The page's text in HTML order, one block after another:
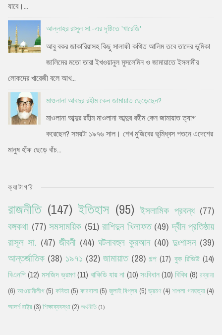
যাবে।...
আল্লাহর রাসূল সা.-এর দৃষ্টিতে 'খারেজি'
আবু বকর জাকারিয়াসহ কিছু সালাফী কথিত আলিম তবে তাদের ভূমিকা
জালিমের মতো তারা ইখওয়ানুল মুসলেমিন ও জামায়াতে ইসলামীর
লোকদের খারেজী বলে আখ...
মাওলানা আবদুর রহীম কেন জামায়াত ছেড়েছেন?
মাওলানা আব্দুর রহীম মাওলানা আব্দুর রহীম কেন জামায়াত ত্যাগ
করেছেন? সময়টা ১৯৭৬ সাল। শেখ মুজিবের ভূমিধ্বস পতনে এদেশের
মানুষ হাঁফ ছেড়ে বাঁচ...
ক্যাটাগরি
রাজনীতি (147) ইতিহাস (95) ইসলামিক প্রবন্ধ (77)
বঙ্গকথা (77) সমসাময়িক (51) রাশিদুন খিলাফত (49) দ্বীন প্রতিষ্ঠায়
রাসূল সা. (47) জীবনী (44) ঘটনাবহুল কুরআন (40) দুঃশাসন (39)
আন্তর্জাতিক (38) ১৯৭১ (32) জামায়াত (28) গল্প (17) বুক রিভিউ (14)
বিএনপি(12) মসজিদ ভ্রমণ(11) বাকিডি যায় না (10) সংবিধান(10) বিবিধ (8) রব্বানা
(6) আওয়ামীলীগ (5) কবিতা (5) কারবালা (5) জুলাই বিপ্লব (5) ভ্রমণ (4) শাপলা গনহত্যা (4)
আদর্শ রাষ্ট্র (3) শিক্ষাব্যবস্থা (2) অর্থনীতি (1)